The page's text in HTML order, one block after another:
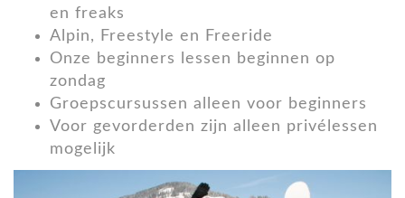
en freaks
Alpin, Freestyle en Freeride
Onze beginners lessen beginnen op
zondag
Groepscursussen alleen voor beginners
Voor gevorderden zijn alleen privélessen
mogelijk